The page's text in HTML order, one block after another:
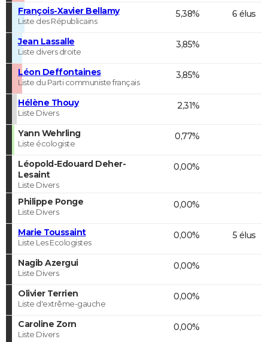
François-Xavier Bellamy
Liste des Républicains
5,38% 6 élus
Jean Lassalle
Liste divers droite
3,85%
Léon Deffontaines
Liste du Parti communiste français
3,85%
Hélène Thouy
Liste Divers
2,31%
Yann Wehrling
Liste écologiste
0,77%
Léopold-Edouard Deher-
Lesaint
Liste Divers
0,00%
Philippe Ponge
Liste Divers
0,00%
Marie Toussaint
Liste Les Ecologistes
0,00% 5 élus
Nagib Azergui
Liste Divers
0,00%
Olivier Terrien
Liste d'extrême-gauche
0,00%
Caroline Zorn
Liste Divers
0,00%